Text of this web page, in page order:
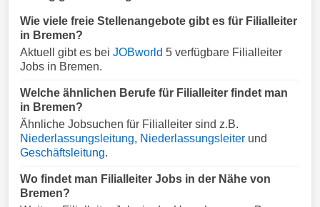
Wie viele freie Stellenangebote gibt es für Filialleiter
in Bremen?
Aktuell gibt es bei JOBworld 5 verfügbare Filialleiter
Jobs in Bremen.
Welche ähnlichen Berufe für Filialleiter findet man
in Bremen?
Ähnliche Jobsuchen für Filialleiter sind z.B.
Niederlassungsleitung, Niederlassungsleiter und
Geschäftsleitung.
Wo findet man Filialleiter Jobs in der Nähe von
Bremen?